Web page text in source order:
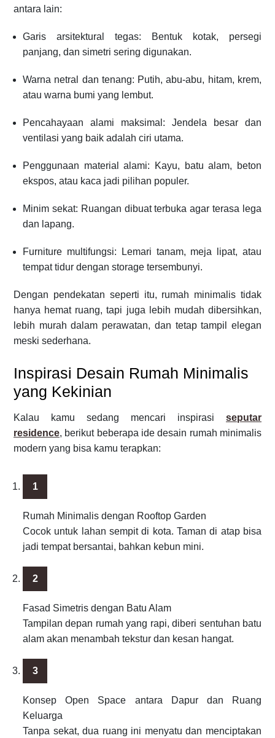
antara lain:
Garis arsitektural tegas: Bentuk kotak, persegi
panjang, dan simetri sering digunakan.
Warna netral dan tenang: Putih, abu-abu, hitam, krem,
atau warna bumi yang lembut.
Pencahayaan alami maksimal: Jendela besar dan
ventilasi yang baik adalah ciri utama.
Penggunaan material alami: Kayu, batu alam, beton
ekspos, atau kaca jadi pilihan populer.
Minim sekat: Ruangan dibuat terbuka agar terasa lega
dan lapang.
Furniture multifungsi: Lemari tanam, meja lipat, atau
tempat tidur dengan storage tersembunyi.
Dengan pendekatan seperti itu, rumah minimalis tidak
hanya hemat ruang, tapi juga lebih mudah dibersihkan,
lebih murah dalam perawatan, dan tetap tampil elegan
meski sederhana.
Inspirasi Desain Rumah Minimalis
yang Kekinian
Kalau kamu sedang mencari inspirasi seputar
residence, berikut beberapa ide desain rumah minimalis
modern yang bisa kamu terapkan:
Rumah Minimalis dengan Rooftop Garden
Cocok untuk lahan sempit di kota. Taman di atap bisa
jadi tempat bersantai, bahkan kebun mini.
Fasad Simetris dengan Batu Alam
Tampilan depan rumah yang rapi, diberi sentuhan batu
alam akan menambah tekstur dan kesan hangat.
Konsep Open Space antara Dapur dan Ruang
Keluarga
Tanpa sekat, dua ruang ini menyatu dan menciptakan